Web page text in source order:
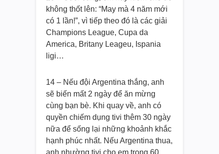
không thốt lên: “May mà 4 năm mới
có 1 lần!”, vì tiếp theo đó là các giải
Champions League, Cupa da
America, Britany Leageu, Ispania
ligi…
14 – Nếu đội Argentina thắng, anh
sẽ biến mất 2 ngày để ăn mừng
cùng bạn bè. Khi quay về, anh có
quyền chiếm dụng tivi thêm 30 ngày
nữa để sống lại những khoảnh khắc
hạnh phúc nhất. Nếu Argentina thua,
anh nhường tivi cho em trong 60